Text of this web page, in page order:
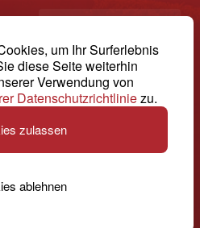
um Ihr Surferlebnis
diese Seite weiterhin
Verwendung von
Datenschutzrichtliniezu.
zulassen
ablehnen